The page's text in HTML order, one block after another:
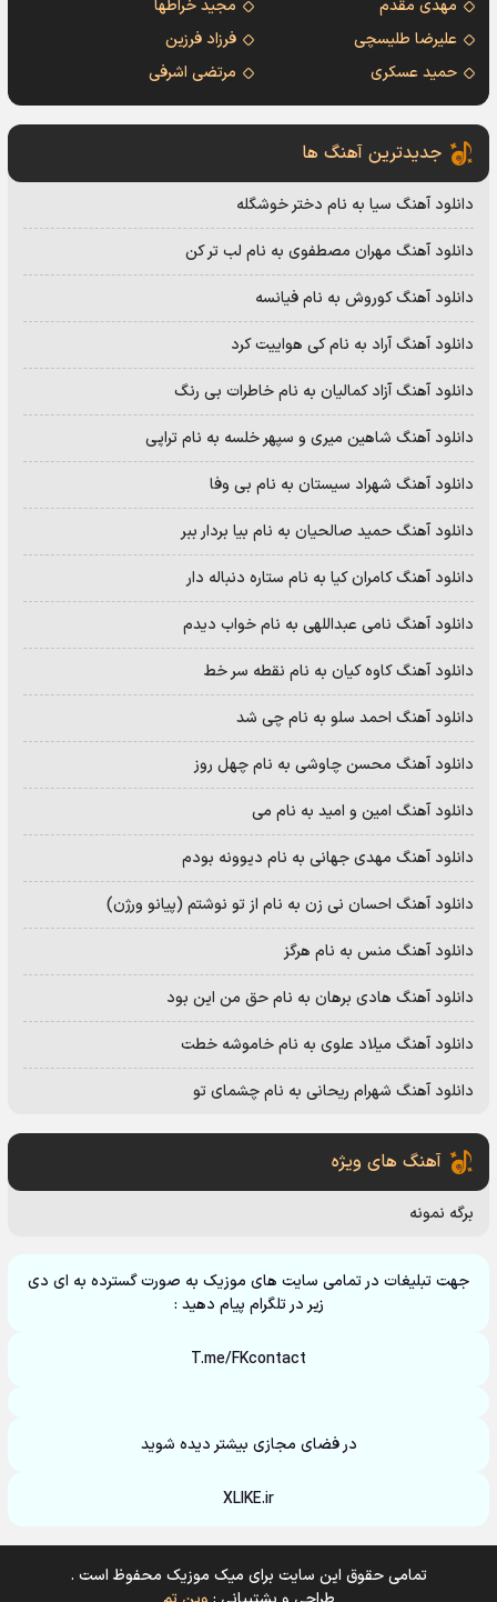
مهدی مقدم
مجید خراطها
علیرضا طلیسچی
فرزاد فرزین
حمید عسکری
مرتضی اشرفی
جدیدترین آهنگ ها
دانلود آهنگ سیا به نام دختر خوشگله
دانلود آهنگ مهران مصطفوی به نام لب تر کن
دانلود آهنگ کوروش به نام فیانسه
دانلود آهنگ آراد به نام کی هواییت کرد
دانلود آهنگ آزاد کمالیان به نام خاطرات بی رنگ
دانلود آهنگ شاهین میری و سپهر خلسه به نام تراپی
دانلود آهنگ شهراد سیستان به نام بی وفا
دانلود آهنگ حمید صالحیان به نام بیا بردار ببر
دانلود آهنگ کامران کیا به نام ستاره دنباله دار
دانلود آهنگ نامی عبداللهی به نام خواب دیدم
دانلود آهنگ کاوه کیان به نام نقطه سر خط
دانلود آهنگ احمد سلو به نام چی شد
دانلود آهنگ محسن چاوشی به نام چهل روز
دانلود آهنگ امین و امید به نام می
دانلود آهنگ مهدی جهانی به نام دیوونه بودم
دانلود آهنگ احسان نی زن به نام از تو نوشتم (پیانو ورژن)
دانلود آهنگ منس به نام هرگز
دانلود آهنگ هادی برهان به نام حق من این بود
دانلود آهنگ میلاد علوی به نام خاموشه خطت
دانلود آهنگ شهرام ریحانی به نام چشمای تو
آهنگ های ویژه
برگه نمونه
جهت تبلیغات در تمامی سایت های موزیک به صورت گسترده به ای دی
زیر در تلگرام پیام دهید :
T.me/FKcontact
در فضای مجازی بیشتر دیده شوید
XLIKE.ir
تمامی حقوق این سایت برای میک موزیک محفوظ است .